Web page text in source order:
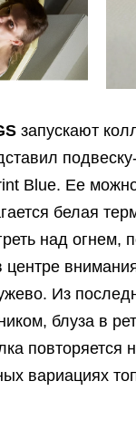
запускают
Blue. Ее
белая
над огнем,
Из
блуза в
повторяется
вариациях